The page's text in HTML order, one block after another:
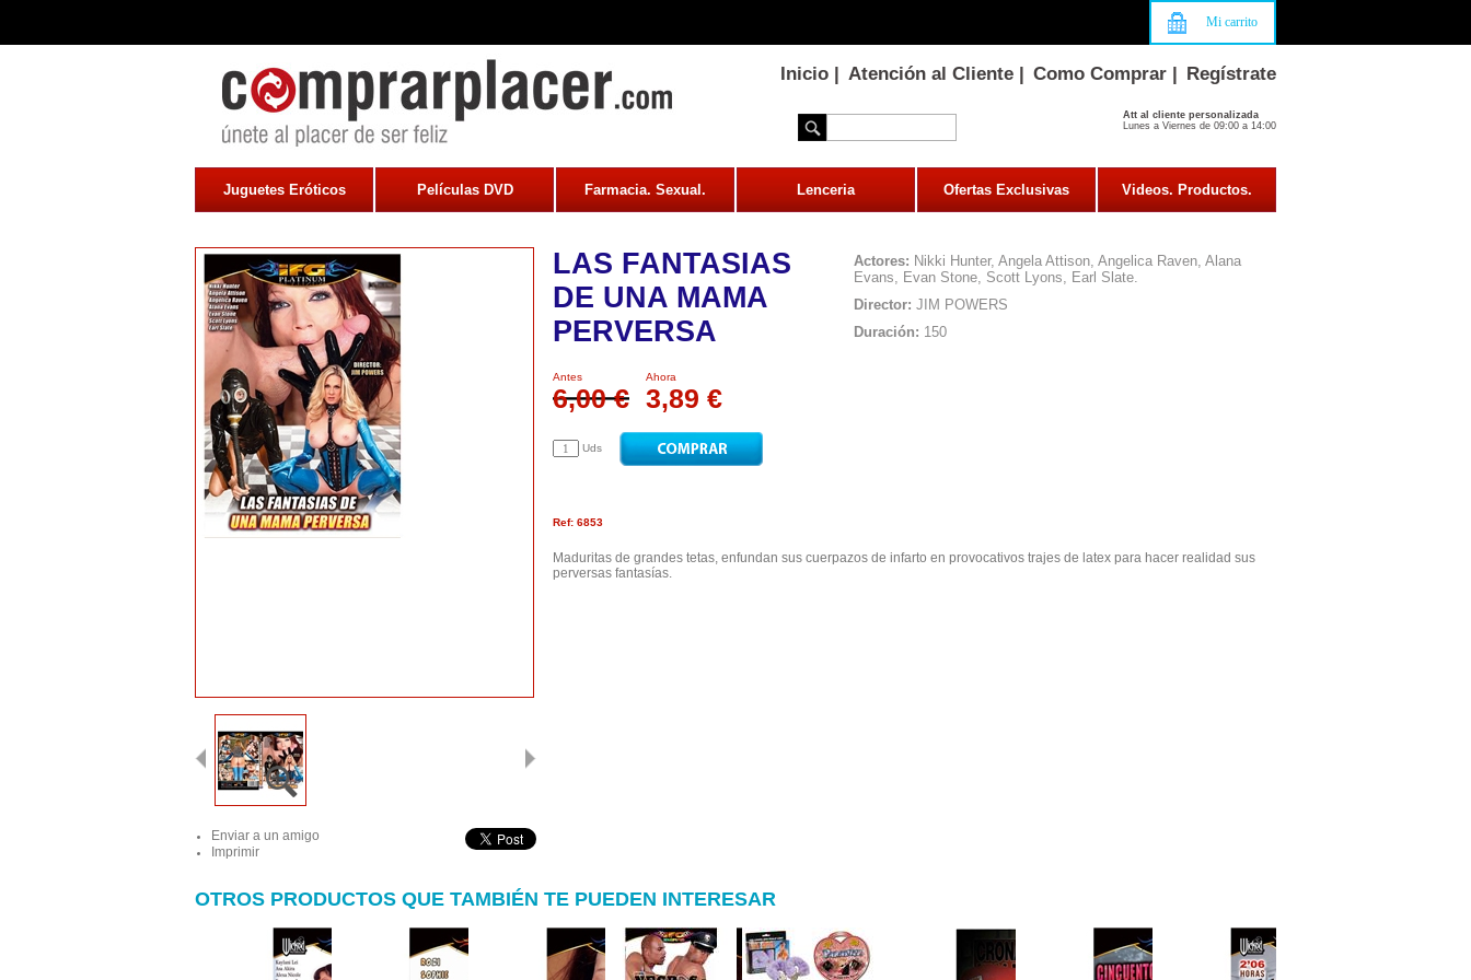
Mi carrito
Inicio | Atención al Cliente | Como Comprar | Regístrate
Att al cliente personalizada
Lunes a Viernes de 09:00 a 14:00
Juguetes Eróticos Películas DVD Farmacia. Sexual. Lenceria Ofertas Exclusivas Videos. Productos.
Enviar a un amigo
Imprimir
LAS FANTASIAS
DE UNA MAMA
PERVERSA
Antes
6,00 €
Ahora
3,89 €
Uds
Actores: Nikki Hunter, Angela Attison, Angelica Raven, Alana
Evans, Evan Stone, Scott Lyons, Earl Slate.
Director: JIM POWERS
Duración: 150
Ref: 6853
Maduritas de grandes tetas, enfundan sus cuerpazos de infarto en provocativos trajes de latex para hacer realidad sus
perversas fantasías.
OTROS PRODUCTOS QUE TAMBIÉN TE PUEDEN INTERESAR